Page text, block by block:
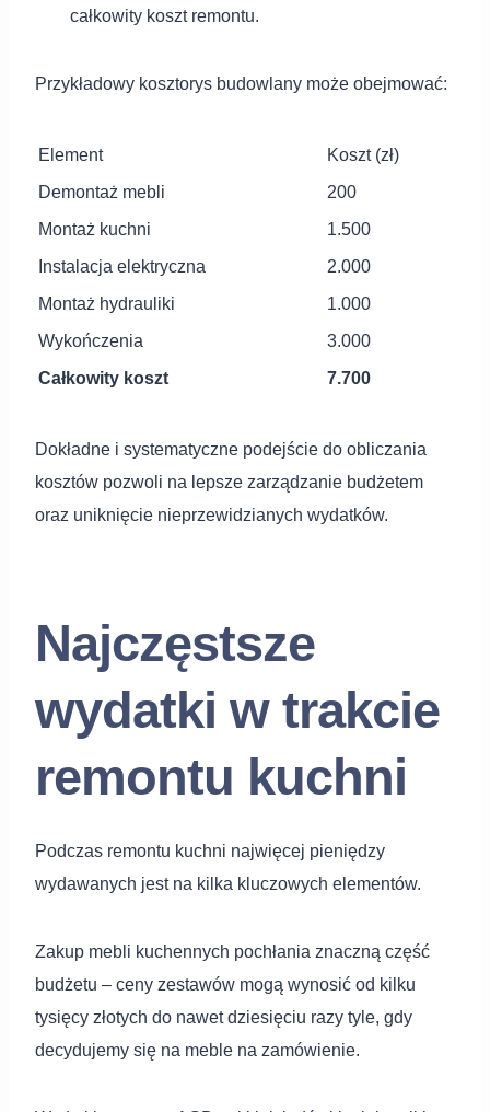
całkowity koszt remontu.
Przykładowy kosztorys budowlany może obejmować:
Element
Koszt (zł)
Demontaż mebli
200
Montaż kuchni
1.500
Instalacja elektryczna
2.000
Montaż hydrauliki
1.000
Wykończenia
3.000
Całkowity koszt
7.700
Dokładne i systematyczne podejście do obliczania
kosztów pozwoli na lepsze zarządzanie budżetem
oraz uniknięcie nieprzewidzianych wydatków.
Najczęstsze
wydatki w trakcie
remontu kuchni
Podczas remontu kuchni najwięcej pieniędzy
wydawanych jest na kilka kluczowych elementów.
Zakup mebli kuchennych pochłania znaczną część
budżetu – ceny zestawów mogą wynosić od kilku
tysięcy złotych do nawet dziesięciu razy tyle, gdy
decydujemy się na meble na zamówienie.